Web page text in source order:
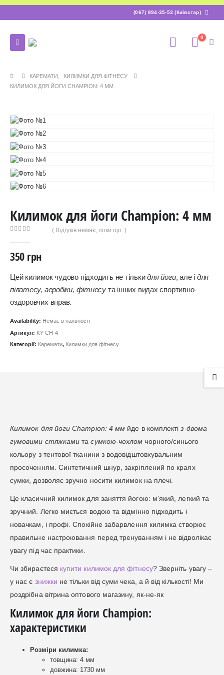
(067) 894-35-53 (Київстар)
0
КАРЕМАТИ
КИЛИМКИ ДЛЯ ФІТНЕСУ
КИЛИМОК ДЛЯ ЙОГИ CHAMPION: 4 ММ
Килимок для йоги Champion: 4 мм
( Відгуків немає, поки що. )
350грн
Цей килимок чудово підходить не тількидля йоги, але і для
пілатесу, аеробіки, фітнесута інших видах спортивно-
оздоровчих вправ.
Availability: Немає в наявності
Артикул: KY-CH-4
Категорії: Каремати, Килимки для фітнесу
Килимок для йоги Champion: 4 мм йде в комплектіз двома
гумовими стяжками тасумкою-чохлом чорного/синього
кольору з тентової тканини з водовідштовхувальним
просоченням. Синтетичний шнур, закріплений по краях
сумки, дозволяє зручно носити килимок на плечі.
Це класичний килимок для заняття йогою: м’який, легкий та
зручний. Легко миється водою та відмінно підходить і
новачкам, і профі. Спокійне забарвлення килимка створює
правильне настроювання перед тренуванням і не відволікає
увагу під час практики.
Чи збираєтеся купити килимок для фітнесу? Зверніть увагу –
у нас є знижки не тільки від суми чека, а й від кількості! Ми
роздрібна вітрина оптового магазину, як-не-як
Килимок для йоги Champion:
характеристики
Розміри килимка:
товщина: 4 мм
довжина: 1730 мм